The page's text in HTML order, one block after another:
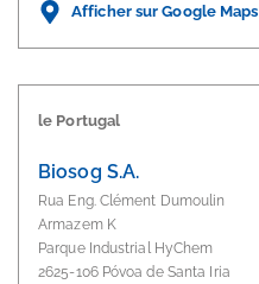
Afficher sur Google Maps
le Portugal
Biosog S.A.
Rua Eng. Clément Dumoulin
Armazem K
Parque Industrial HyChem
2625-106 Póvoa de Santa Iria